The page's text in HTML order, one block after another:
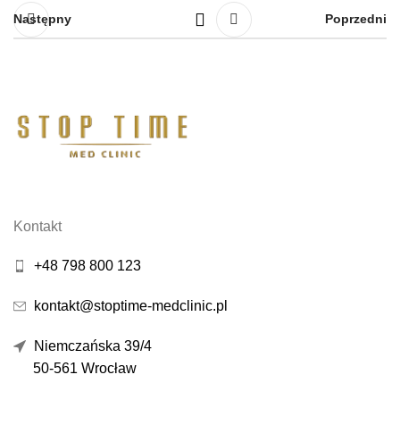
Następny Poprzedni
Kontakt
+48 798 800 123
kontakt@stoptime-medclinic.pl
Niemczańska 39/4
50-561 Wrocław